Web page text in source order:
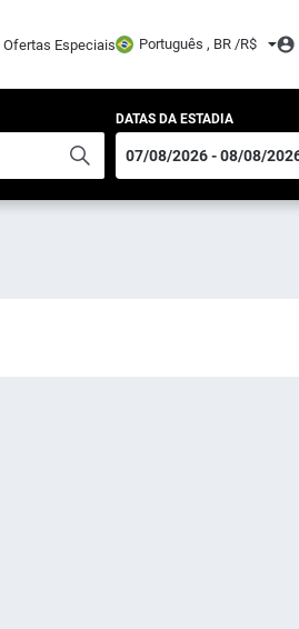
Ofertas Especiais Português , BR /R$
DATAS DA ESTADIA